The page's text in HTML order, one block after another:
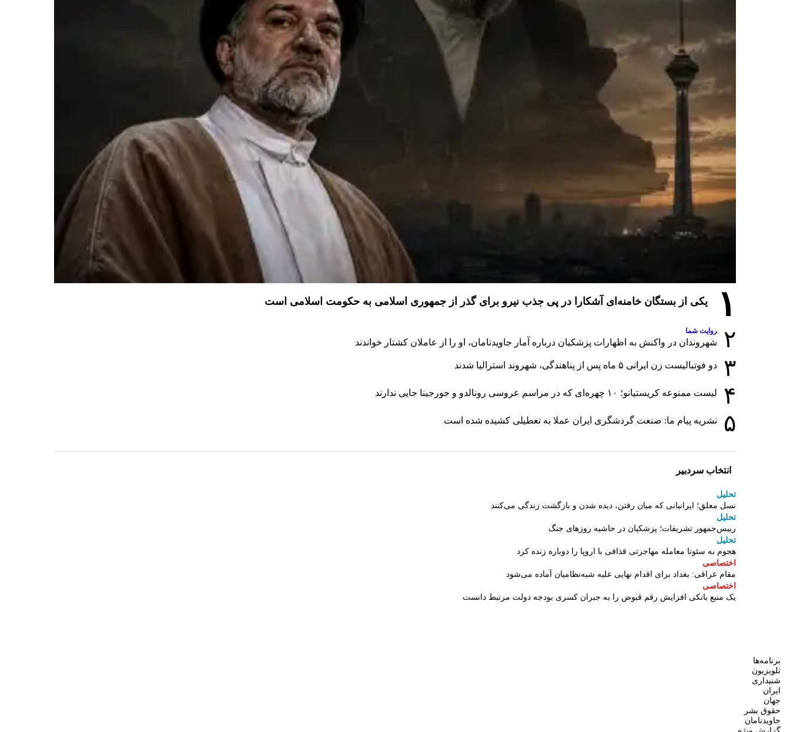
۱ یکی از بستگان خامنه‌ای آشکارا در پی جذب نیرو برای گذر از جمهوری اسلامی به حکومت اسلامی است
۲ روایت شما
شهروندان در واکنش به اظهارات پزشکیان درباره آمار جاویدنامان، او را از عاملان کشتار خواندند
۳ دو فوتبالیست زن ایرانی ۵ ماه پس از پناهندگی، شهروند استرالیا شدند
۴ لیست ممنوعه کریستیانو؛ ۱۰ چهره‌ای که در مراسم عروسی رونالدو و جورجینا جایی ندارند
۵ نشریه پیام ما: صنعت گردشگری ایران عملا به تعطیلی کشیده شده است
انتخاب سردبیر
تحلیل
نسل معلق؛ ایرانیانی که میان رفتن، دیده شدن و بازگشت زندگی می‌کنند
تحلیل
رییس‌جمهور تشریفات؛ پزشکیان در حاشیه روزهای جنگ
تحلیل
هجوم به سئوتا معامله مهاجرتی قذافی با اروپا را دوباره زنده کرد
اختصاصی
مقام عراقی: بغداد برای اقدام نهایی علیه شبه‌نظامیان آماده می‌شود
اختصاصی
یک منبع بانکی افزایش رقم قبوض را به جبران کسری بودجه دولت مرتبط دانست
برنامه‌ها
تلویزیون
شنیداری
ایران
جهان
حقوق بشر
جاویدنامان
گزارش ویژه